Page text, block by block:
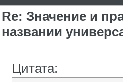
Re: Значение и
названии
Цитата: